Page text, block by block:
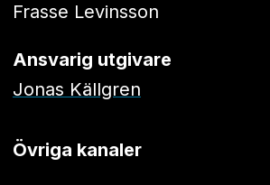
Frasse Levinsson
Ansvarig utgivare
Jonas Källgren
Övriga kanaler